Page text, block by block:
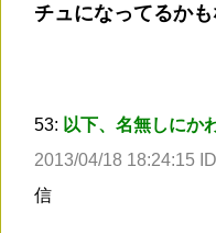
チュになってるか
53: 以下、名無しにか
2013/04/18 18:24:15
信